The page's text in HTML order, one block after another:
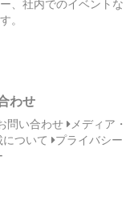
、社内でのイベントな
。
わせ
問い合わせ メディア・
ついて プライバシー